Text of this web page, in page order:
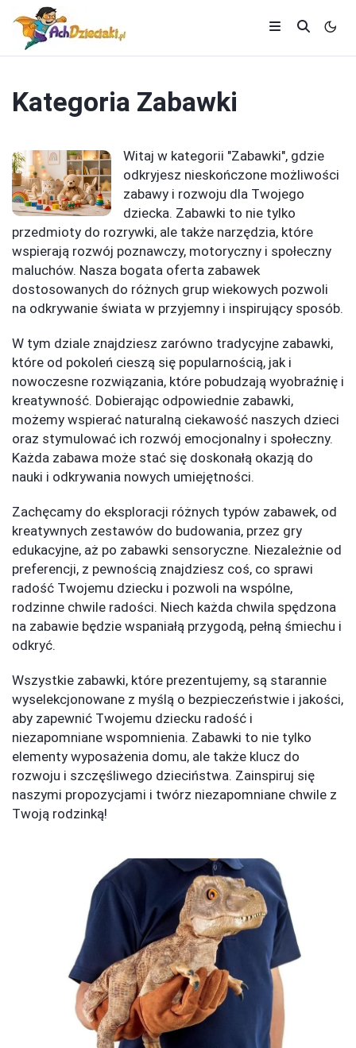
Kategoria Zabawki
Witaj w kategorii "Zabawki", gdzie
odkryjesz nieskończone możliwości
zabawy i rozwoju dla Twojego
dziecka. Zabawki to nie tylko
przedmioty do rozrywki, ale także narzędzia, które
wspierają rozwój poznawczy, motoryczny i społeczny
maluchów. Nasza bogata oferta zabawek
dostosowanych do różnych grup wiekowych pozwoli
na odkrywanie świata w przyjemny i inspirujący sposób.
W tym dziale znajdziesz zarówno tradycyjne zabawki,
które od pokoleń cieszą się popularnością, jak i
nowoczesne rozwiązania, które pobudzają wyobraźnię i
kreatywność. Dobierając odpowiednie zabawki,
możemy wspierać naturalną ciekawość naszych dzieci
oraz stymulować ich rozwój emocjonalny i społeczny.
Każda zabawa może stać się doskonałą okazją do
nauki i odkrywania nowych umiejętności.
Zachęcamy do eksploracji różnych typów zabawek, od
kreatywnych zestawów do budowania, przez gry
edukacyjne, aż po zabawki sensoryczne. Niezależnie od
preferencji, z pewnością znajdziesz coś, co sprawi
radość Twojemu dziecku i pozwoli na wspólne,
rodzinne chwile radości. Niech każda chwila spędzona
na zabawie będzie wspaniałą przygodą, pełną śmiechu i
odkryć.
Wszystkie zabawki, które prezentujemy, są starannie
wyselekcjonowane z myślą o bezpieczeństwie i jakości,
aby zapewnić Twojemu dziecku radość i
niezapomniane wspomnienia. Zabawki to nie tylko
elementy wyposażenia domu, ale także klucz do
rozwoju i szczęśliwego dzieciństwa. Zainspiruj się
naszymi propozycjami i twórz niezapomniane chwile z
Twoją rodzinką!